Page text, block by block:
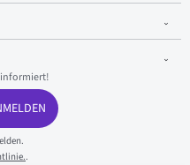
informiert!
.